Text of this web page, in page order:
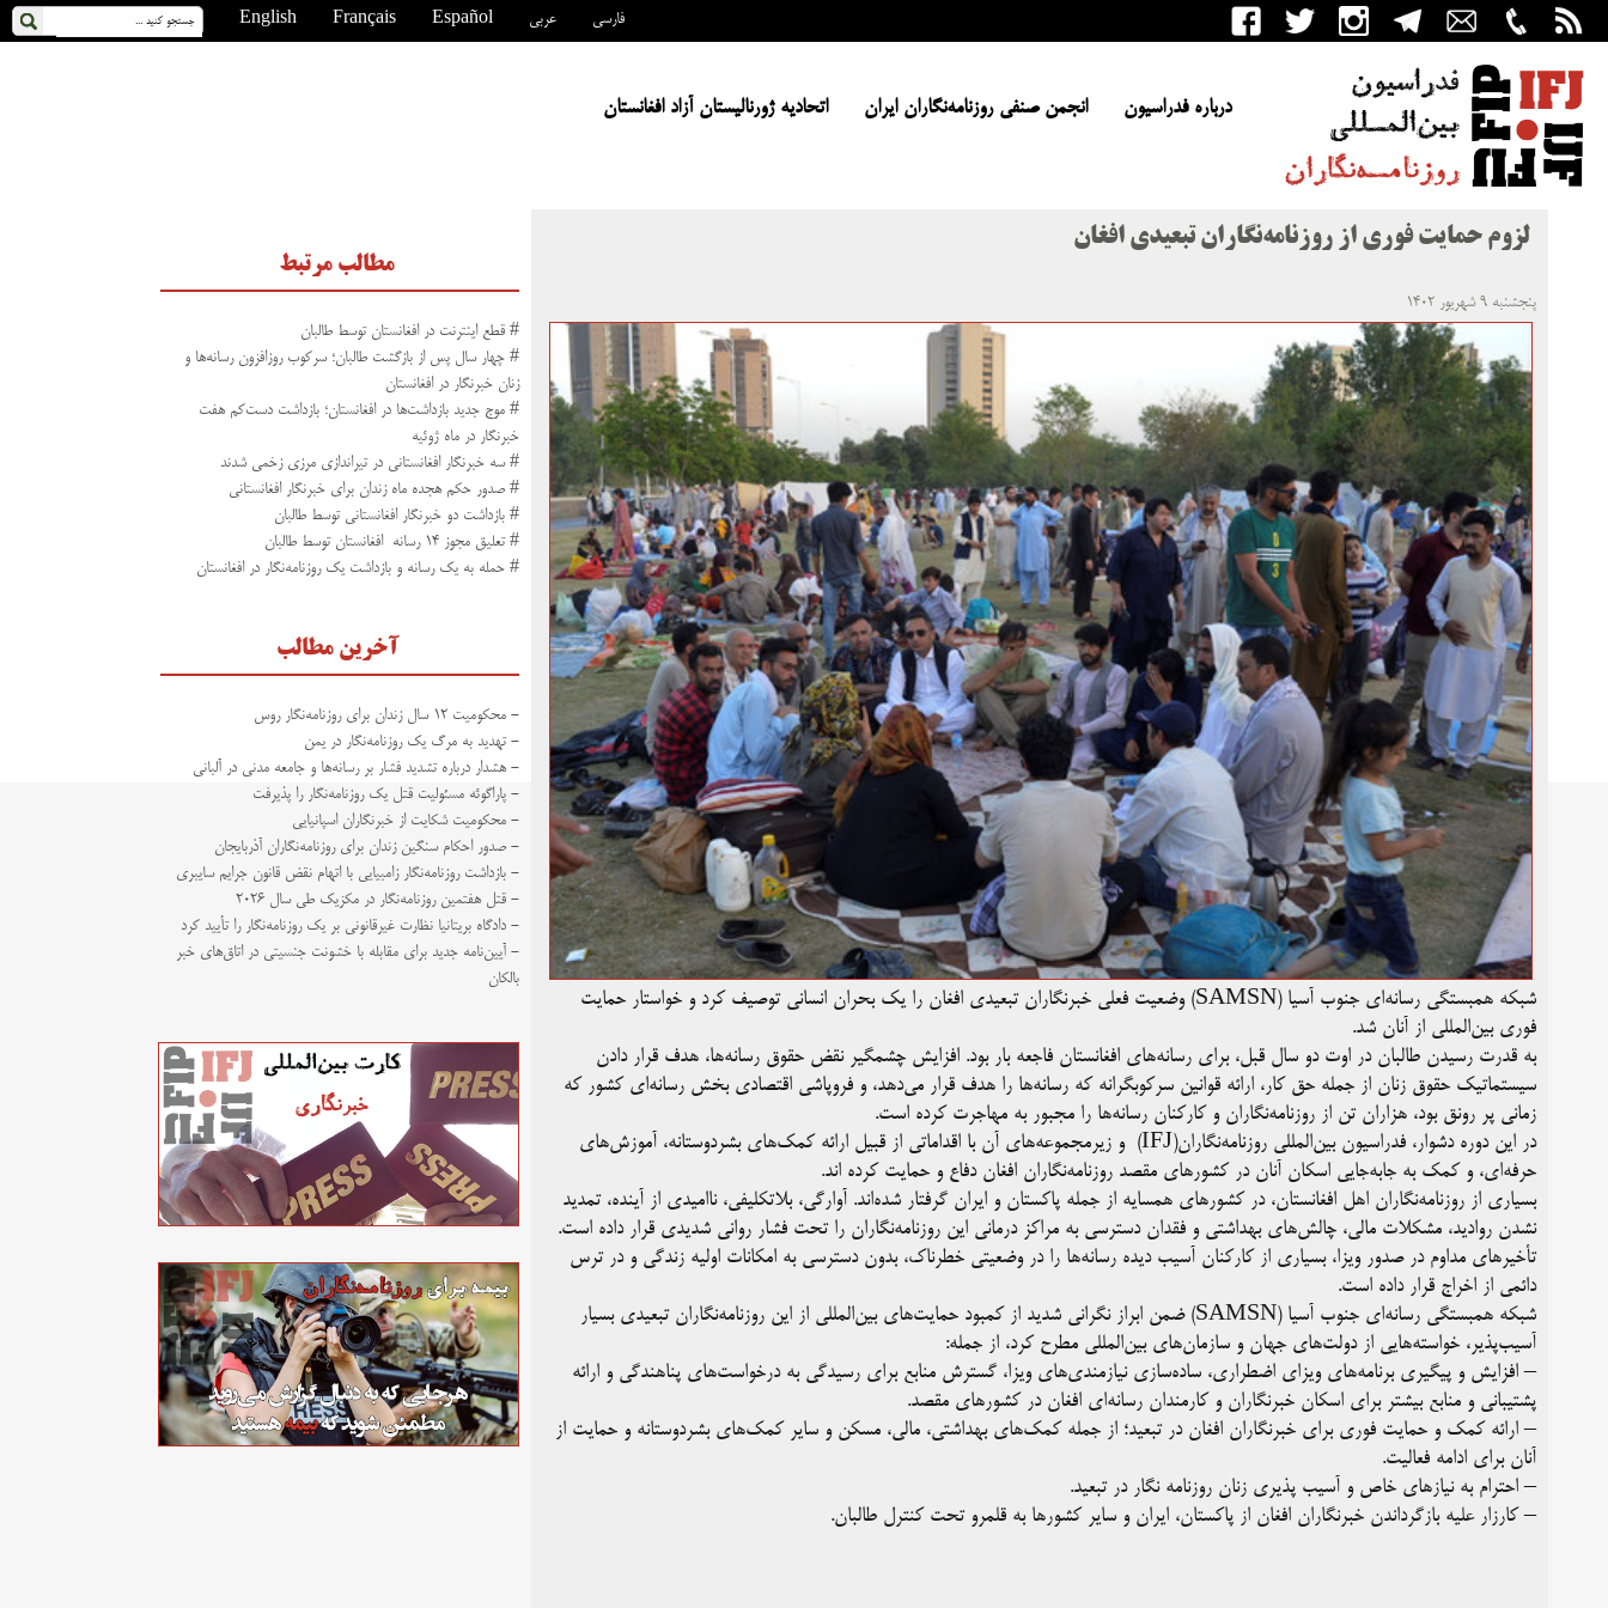
English Français Español عربی فارسی
درباره فدراسیون انجمن صنفی روزنامه‌نگاران ایران اتحادیه ژورنالیستان آزاد افغانستان
لزوم حمایت فوری از روزنامه‌نگاران تبعیدی افغان
پنجشنبه ۹ شهریور ۱۴۰۲
شبکه همبستگی رسانه‌ای جنوب آسیا (SAMSN) وضعیت فعلی خبرنگاران تبعیدی افغان را یک بحران انسانی توصیف کرد و خواستار حمایت
فوری بین‌المللی از آنان شد.
به قدرت رسیدن طالبان در اوت دو سال قبل، برای رسانه‌های افغانستان فاجعه بار بود. افزایش چشمگیر نقض حقوق رسانه‌ها، هدف قرار دادن
سیستماتیک حقوق زنان از جمله حق کار، ارائه قوانین سرکوبگرانه که رسانه‌ها را هدف قرار می‌دهد، و فروپاشی اقتصادی بخش رسانه‌ای کشور که
زمانی پر رونق بود، هزاران تن از روزنامه‌نگاران و کارکنان رسانه‌ها را مجبور به مهاجرت کرده است.
در این دوره دشوار، فدراسیون بین‌المللی روزنامه‌نگاران(IFJ) و زیرمجموعه‌های آن با اقداماتی از قبیل ارائه کمک‌های بشردوستانه، آموزش‌های
حرفه‌ای، و کمک به جابه‌جایی اسکان آنان در کشورهای مقصد روزنامه‌نگاران افغان دفاع و حمایت کرده اند.
بسیاری از روزنامه‌نگاران اهل افغانستان، در کشورهای همسایه از جمله پاکستان و ایران گرفتار شده‌اند. آوارگی، بلاتکلیفی، ناامیدی از آینده، تمدید
نشدن روادید، مشکلات مالی، چالش‌های بهداشتی و فقدان دسترسی به مراکز درمانی این روزنامه‌نگاران را تحت فشار روانی شدیدی قرار داده است.
تأخیرهای مداوم در صدور ویزا، بسیاری از کارکنان آسیب دیده رسانه‌ها را در وضعیتی خطرناک، بدون دسترسی به امکانات اولیه زندگی و در ترس
دائمی از اخراج قرار داده است.
شبکه همبستگی رسانه‌ای جنوب آسیا (SAMSN) ضمن ابراز نگرانی شدید از کمبود حمایت‌های بین‌المللی از این روزنامه‌نگاران تبعیدی بسیار
آسیب‌پذیر، خواسته‌هایی از دولت‌های جهان و سازمان‌های بین‌المللی مطرح کرد، از جمله:
– افزایش و پیگیری برنامه‌های ویزای اضطراری، ساده‌سازی نیازمندی‌های ویزا، گسترش منابع برای رسیدگی به درخواست‌های پناهندگی و ارائه
پشتیبانی و منابع بیشتر برای اسکان خبرنگاران و کارمندان رسانه‌ای افغان در کشورهای مقصد.
– ارائه کمک و حمایت فوری برای خبرنگاران افغان در تبعید؛ از جمله کمک‌های بهداشتی، مالی، مسکن و سایر کمک‌های بشردوستانه و حمایت از
آنان برای ادامه فعالیت.
– احترام به نیازهای خاص و آسیب پذیری زنان روزنامه نگار در تبعید.
– کارزار علیه بازگرداندن خبرنگاران افغان از پاکستان، ایران و سایر کشورها به قلمرو تحت کنترل طالبان.
مطالب مرتبط
# قطع اینترنت در افغانستان توسط طالبان
# چهار سال پس از بازگشت طالبان؛ سرکوب روزافزون رسانه‌ها و
زنان خبرنگار در افغانستان
# موج جدید بازداشت‌ها در افغانستان؛ بازداشت دست‌کم هفت
خبرنگار در ماه ژوئیه
# سه خبرنگار افغانستانی در تیراندازی مرزی زخمی شدند
# صدور حکم هجده ماه زندان برای خبرنگار افغانستانی
# بازداشت دو خبرنگار افغانستانی توسط طالبان
# تعلیق مجوز ۱۴ رسانه افغانستان توسط طالبان
# حمله به یک رسانه و بازداشت یک روزنامه‌نگار در افغانستان
آخرین مطالب
- محکومیت ۱۲ سال زندان برای روزنامه‌نگار روس
- تهدید به مرگ یک روزنامه‌نگار در یمن
- هشدار درباره تشدید فشار بر رسانه‌ها و جامعه مدنی در آلبانی
- پاراگوئه مسئولیت قتل یک روزنامه‌نگار را پذیرفت
- محکومیت شکایت از خبرنگاران اسپانیایی
- صدور احکام سنگین زندان برای روزنامه‌نگاران آذربایجان
- بازداشت روزنامه‌نگار زامبیایی با اتهام نقض قانون جرایم سایبری
- قتل هفتمین روزنامه‌نگار در مکزیک طی سال ۲۰۲۶
- دادگاه بریتانیا نظارت غیرقانونی بر یک روزنامه‌نگار را تأیید کرد
- آیین‌نامه جدید برای مقابله با خشونت جنسیتی در اتاق‌های خبر
بالکان